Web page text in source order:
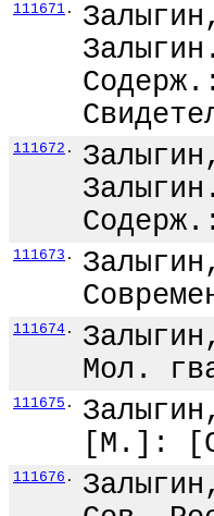
111671 .
111672 .
111673 .
111674 .
Мол.
111675 .
[М.]:
111676 .